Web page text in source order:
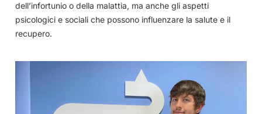
dell’infortunio o della malattia, ma anche gli aspetti
psicologici e sociali che possono influenzare la salute e il
recupero.